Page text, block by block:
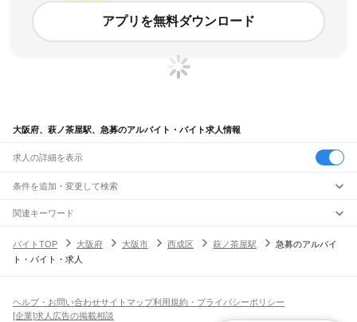
アプリを無料ダウンロード
大阪府、萩ノ茶屋駅、急募のアルバイト・バイト求人情報
求人の詳細を表示
条件を追加・変更して検索
市区町村を追加・変更
大阪府すべて
大阪市 すべて
平野区北区中央区
駅を追加・変更
JR神戸線(大阪～神戸)
職種を追加・変更
飲食・フードサービスすべて
ホールスタッフキッチンスタッフ
人気
関連キーワード
バイトTOP
大阪府 大阪市 西成区 萩ノ茶屋駅
急募のアルバイ
ト・バイト・求人
ヘルプ・お問い合わせサイトマップ利用規約・プライバシーポリシー
[企業]求人広告の掲載相談